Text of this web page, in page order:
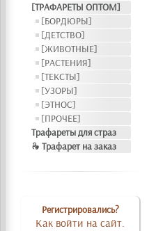
[ТРАФАРЕТЫ ОПТОМ]
[БОРДЮРЫ]
[ДЕТСТВО]
[ЖИВОТНЫЕ]
[РАСТЕНИЯ]
[ТЕКСТЫ]
[УЗОРЫ]
[ЭТНОС]
[ПРОЧЕЕ]
Трафареты для страз
❧ Трафарет на заказ
Регистрировались?
Как войти на сайт.